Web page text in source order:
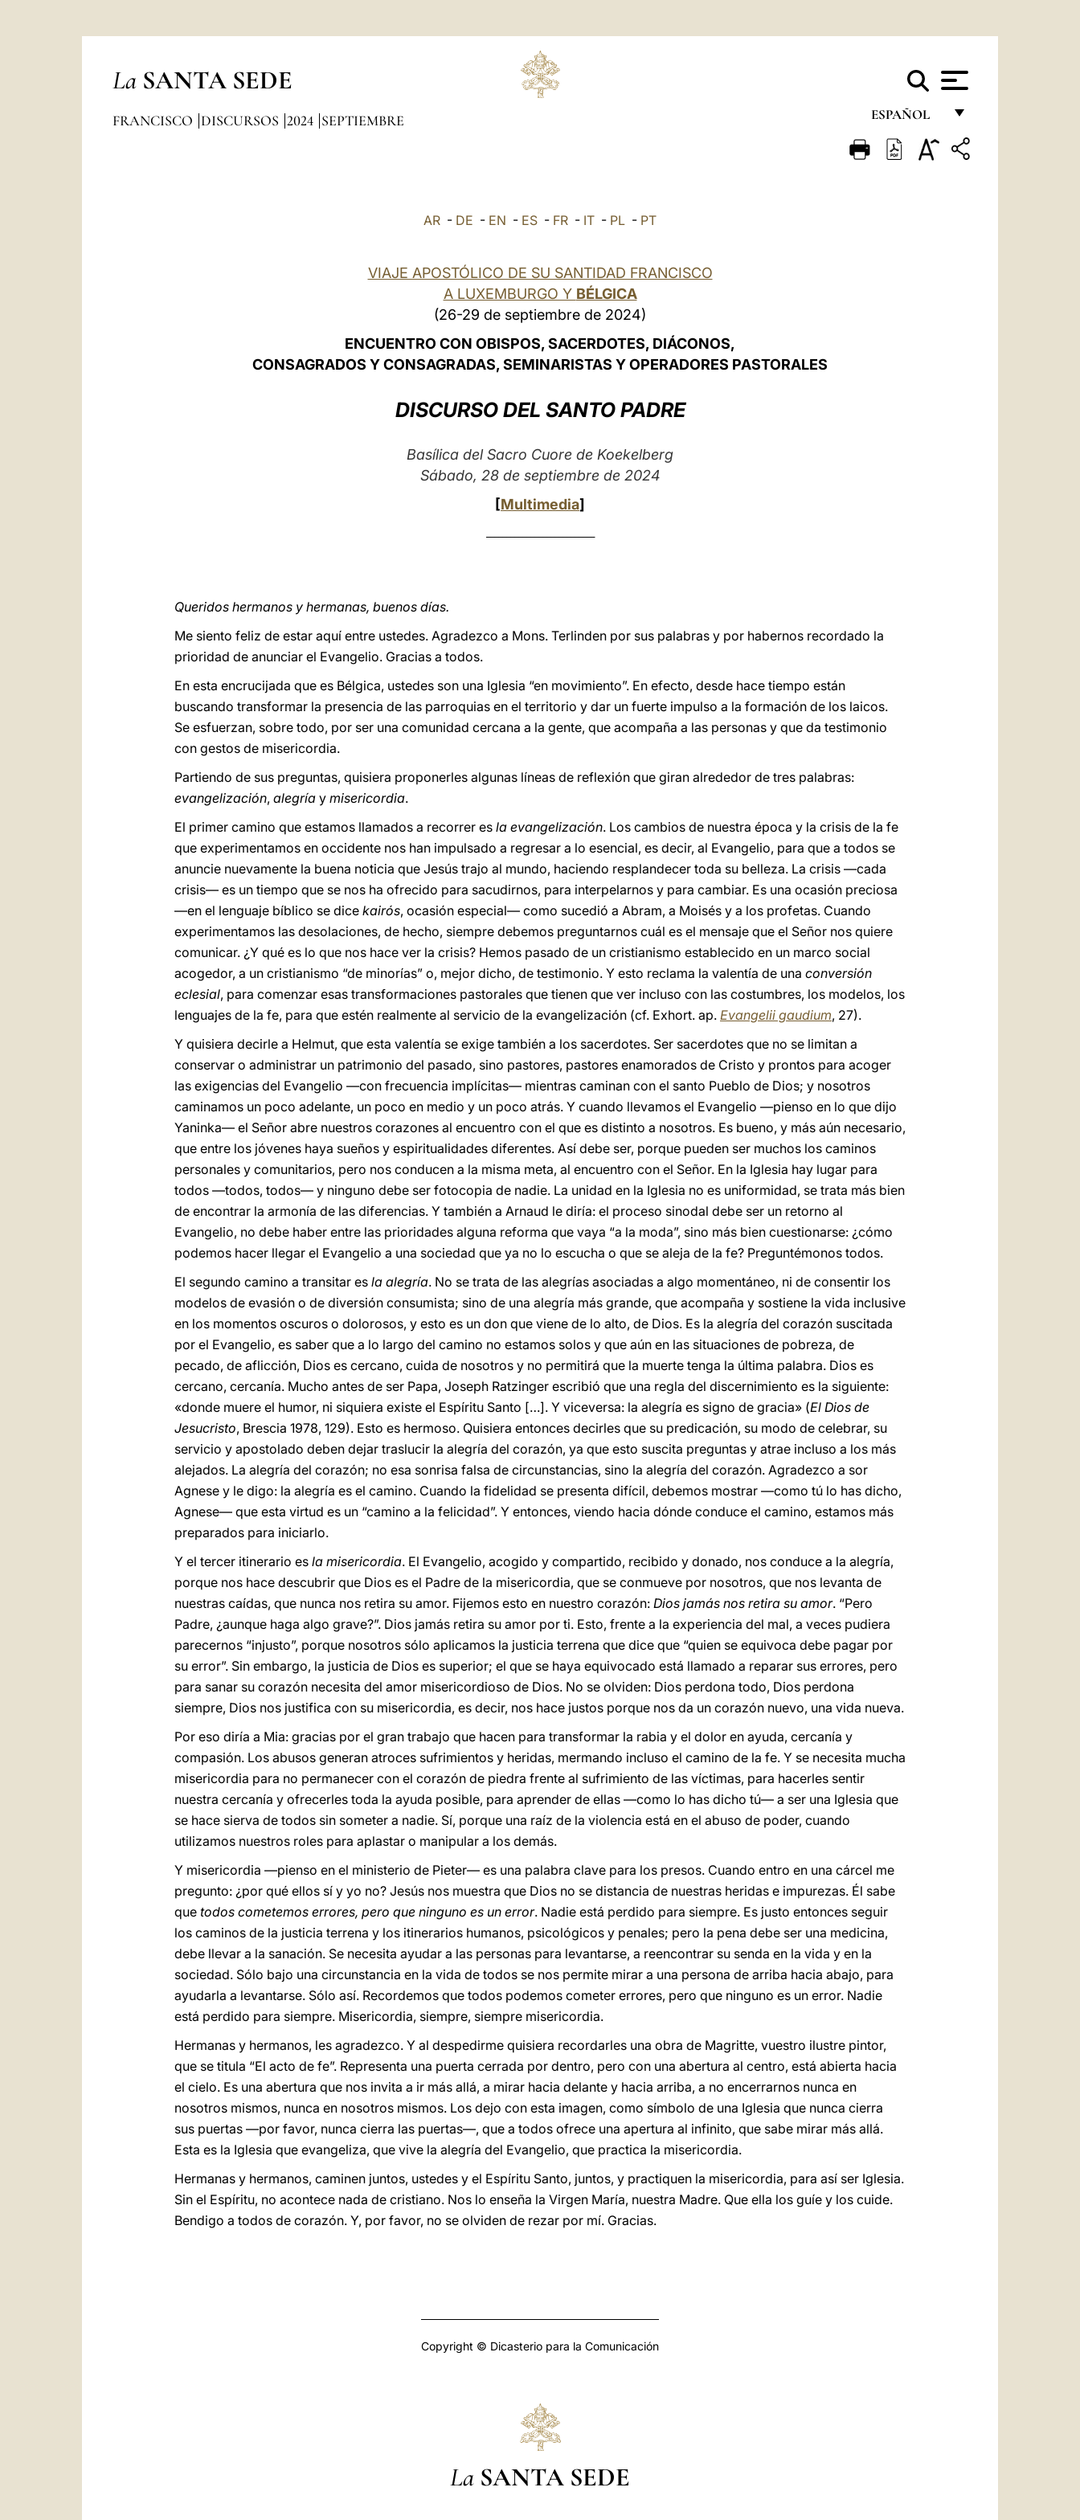
La SANTA SEDE
ESPAÑOL
FRANÇAIS
FRANCISCO DISCURSOS 2024 SEPTIEMBRE
AR - DE - EN - ES - FR - IT - PL - PT
VIAJE APOSTÓLICO DE SU SANTIDAD FRANCISCO
A LUXEMBURGO Y BÉLGICA
(26-29 de septiembre de 2024)
ENCUENTRO CON OBISPOS, SACERDOTES, DIÁCONOS,
CONSAGRADOS Y CONSAGRADAS, SEMINARISTAS Y OPERADORES PASTORALES
DISCURSO DEL SANTO PADRE
Basílica del Sacro Cuore de Koekelberg
Sábado, 28 de septiembre de 2024
[Multimedia]
Queridos hermanos y hermanas, buenos días.
Me siento feliz de estar aquí entre ustedes. Agradezco a Mons. Terlinden por sus palabras y por habernos recordado la
prioridad de anunciar el Evangelio. Gracias a todos.
En esta encrucijada que es Bélgica, ustedes son una Iglesia “en movimiento”. En efecto, desde hace tiempo están
buscando transformar la presencia de las parroquias en el territorio y dar un fuerte impulso a la formación de los laicos.
Se esfuerzan, sobre todo, por ser una comunidad cercana a la gente, que acompaña a las personas y que da testimonio
con gestos de misericordia.
Partiendo de sus preguntas, quisiera proponerles algunas líneas de reflexión que giran alrededor de tres palabras:
evangelización, alegría y misericordia.
El primer camino que estamos llamados a recorrer es la evangelización. Los cambios de nuestra época y la crisis de la fe
que experimentamos en occidente nos han impulsado a regresar a lo esencial, es decir, al Evangelio, para que a todos se
anuncie nuevamente la buena noticia que Jesús trajo al mundo, haciendo resplandecer toda su belleza. La crisis —cada
crisis— es un tiempo que se nos ha ofrecido para sacudirnos, para interpelarnos y para cambiar. Es una ocasión preciosa
—en el lenguaje bíblico se dice kairós, ocasión especial— como sucedió a Abram, a Moisés y a los profetas. Cuando
experimentamos las desolaciones, de hecho, siempre debemos preguntarnos cuál es el mensaje que el Señor nos quiere
comunicar. ¿Y qué es lo que nos hace ver la crisis? Hemos pasado de un cristianismo establecido en un marco social
acogedor, a un cristianismo “de minorías” o, mejor dicho, de testimonio. Y esto reclama la valentía de una conversión
eclesial, para comenzar esas transformaciones pastorales que tienen que ver incluso con las costumbres, los modelos, los
lenguajes de la fe, para que estén realmente al servicio de la evangelización (cf. Exhort. ap. Evangelii gaudium, 27).
Y quisiera decirle a Helmut, que esta valentía se exige también a los sacerdotes. Ser sacerdotes que no se limitan a
conservar o administrar un patrimonio del pasado, sino pastores, pastores enamorados de Cristo y prontos para acoger
las exigencias del Evangelio —con frecuencia implícitas— mientras caminan con el santo Pueblo de Dios; y nosotros
caminamos un poco adelante, un poco en medio y un poco atrás. Y cuando llevamos el Evangelio —pienso en lo que dijo
Yaninka— el Señor abre nuestros corazones al encuentro con el que es distinto a nosotros. Es bueno, y más aún necesario,
que entre los jóvenes haya sueños y espiritualidades diferentes. Así debe ser, porque pueden ser muchos los caminos
personales y comunitarios, pero nos conducen a la misma meta, al encuentro con el Señor. En la Iglesia hay lugar para
todos —todos, todos— y ninguno debe ser fotocopia de nadie. La unidad en la Iglesia no es uniformidad, se trata más bien
de encontrar la armonía de las diferencias. Y también a Arnaud le diría: el proceso sinodal debe ser un retorno al
Evangelio, no debe haber entre las prioridades alguna reforma que vaya “a la moda”, sino más bien cuestionarse: ¿cómo
podemos hacer llegar el Evangelio a una sociedad que ya no lo escucha o que se aleja de la fe? Preguntémonos todos.
El segundo camino a transitar es la alegría. No se trata de las alegrías asociadas a algo momentáneo, ni de consentir los
modelos de evasión o de diversión consumista; sino de una alegría más grande, que acompaña y sostiene la vida inclusive
en los momentos oscuros o dolorosos, y esto es un don que viene de lo alto, de Dios. Es la alegría del corazón suscitada
por el Evangelio, es saber que a lo largo del camino no estamos solos y que aún en las situaciones de pobreza, de
pecado, de aflicción, Dios es cercano, cuida de nosotros y no permitirá que la muerte tenga la última palabra. Dios es
cercano, cercanía. Mucho antes de ser Papa, Joseph Ratzinger escribió que una regla del discernimiento es la siguiente:
«donde muere el humor, ni siquiera existe el Espíritu Santo […]. Y viceversa: la alegría es signo de gracia» (El Dios de
Jesucristo, Brescia 1978, 129). Esto es hermoso. Quisiera entonces decirles que su predicación, su modo de celebrar, su
servicio y apostolado deben dejar traslucir la alegría del corazón, ya que esto suscita preguntas y atrae incluso a los más
alejados. La alegría del corazón; no esa sonrisa falsa de circunstancias, sino la alegría del corazón. Agradezco a sor
Agnese y le digo: la alegría es el camino. Cuando la fidelidad se presenta difícil, debemos mostrar —como tú lo has dicho,
Agnese— que esta virtud es un “camino a la felicidad”. Y entonces, viendo hacia dónde conduce el camino, estamos más
preparados para iniciarlo.
Y el tercer itinerario es la misericordia. El Evangelio, acogido y compartido, recibido y donado, nos conduce a la alegría,
porque nos hace descubrir que Dios es el Padre de la misericordia, que se conmueve por nosotros, que nos levanta de
nuestras caídas, que nunca nos retira su amor. Fijemos esto en nuestro corazón: Dios jamás nos retira su amor. “Pero
Padre, ¿aunque haga algo grave?”. Dios jamás retira su amor por ti. Esto, frente a la experiencia del mal, a veces pudiera
parecernos “injusto”, porque nosotros sólo aplicamos la justicia terrena que dice que “quien se equivoca debe pagar por
su error”. Sin embargo, la justicia de Dios es superior; el que se haya equivocado está llamado a reparar sus errores, pero
para sanar su corazón necesita del amor misericordioso de Dios. No se olviden: Dios perdona todo, Dios perdona
siempre, Dios nos justifica con su misericordia, es decir, nos hace justos porque nos da un corazón nuevo, una vida nueva.
Por eso diría a Mia: gracias por el gran trabajo que hacen para transformar la rabia y el dolor en ayuda, cercanía y
compasión. Los abusos generan atroces sufrimientos y heridas, mermando incluso el camino de la fe. Y se necesita mucha
misericordia para no permanecer con el corazón de piedra frente al sufrimiento de las víctimas, para hacerles sentir
nuestra cercanía y ofrecerles toda la ayuda posible, para aprender de ellas —como lo has dicho tú— a ser una Iglesia que
se hace sierva de todos sin someter a nadie. Sí, porque una raíz de la violencia está en el abuso de poder, cuando
utilizamos nuestros roles para aplastar o manipular a los demás.
Y misericordia —pienso en el ministerio de Pieter— es una palabra clave para los presos. Cuando entro en una cárcel me
pregunto: ¿por qué ellos sí y yo no? Jesús nos muestra que Dios no se distancia de nuestras heridas e impurezas. Él sabe
que todos cometemos errores, pero que ninguno es un error. Nadie está perdido para siempre. Es justo entonces seguir
los caminos de la justicia terrena y los itinerarios humanos, psicológicos y penales; pero la pena debe ser una medicina,
debe llevar a la sanación. Se necesita ayudar a las personas para levantarse, a reencontrar su senda en la vida y en la
sociedad. Sólo bajo una circunstancia en la vida de todos se nos permite mirar a una persona de arriba hacia abajo, para
ayudarla a levantarse. Sólo así. Recordemos que todos podemos cometer errores, pero que ninguno es un error. Nadie
está perdido para siempre. Misericordia, siempre, siempre misericordia.
Hermanas y hermanos, les agradezco. Y al despedirme quisiera recordarles una obra de Magritte, vuestro ilustre pintor,
que se titula “El acto de fe”. Representa una puerta cerrada por dentro, pero con una abertura al centro, está abierta hacia
el cielo. Es una abertura que nos invita a ir más allá, a mirar hacia delante y hacia arriba, a no encerrarnos nunca en
nosotros mismos, nunca en nosotros mismos. Los dejo con esta imagen, como símbolo de una Iglesia que nunca cierra
sus puertas —por favor, nunca cierra las puertas—, que a todos ofrece una apertura al infinito, que sabe mirar más allá.
Esta es la Iglesia que evangeliza, que vive la alegría del Evangelio, que practica la misericordia.
Hermanas y hermanos, caminen juntos, ustedes y el Espíritu Santo, juntos, y practiquen la misericordia, para así ser Iglesia.
Sin el Espíritu, no acontece nada de cristiano. Nos lo enseña la Virgen María, nuestra Madre. Que ella los guíe y los cuide.
Bendigo a todos de corazón. Y, por favor, no se olviden de rezar por mí. Gracias.
Copyright © Dicasterio para la Comunicación
La SANTA SEDE